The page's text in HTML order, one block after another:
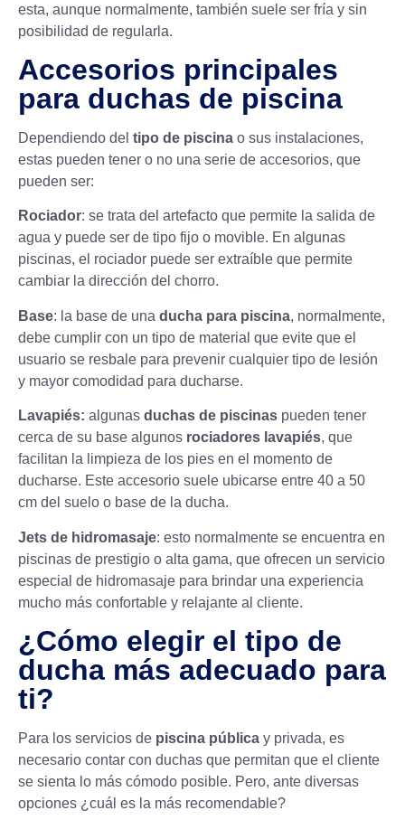
esta, aunque normalmente, también suele ser fría y sin
posibilidad de regularla.
Accesorios principales
para duchas de piscina
Dependiendo del tipo de piscina o sus instalaciones,
estas pueden tener o no una serie de accesorios, que
pueden ser:
Rociador: se trata del artefacto que permite la salida de
agua y puede ser de tipo fijo o movible. En algunas
piscinas, el rociador puede ser extraíble que permite
cambiar la dirección del chorro.
Base: la base de una ducha para piscina, normalmente,
debe cumplir con un tipo de material que evite que el
usuario se resbale para prevenir cualquier tipo de lesión
y mayor comodidad para ducharse.
Lavapiés: algunas duchas de piscinas pueden tener
cerca de su base algunos rociadores lavapiés, que
facilitan la limpieza de los pies en el momento de
ducharse. Este accesorio suele ubicarse entre 40 a 50
cm del suelo o base de la ducha.
Jets de hidromasaje: esto normalmente se encuentra en
piscinas de prestigio o alta gama, que ofrecen un servicio
especial de hidromasaje para brindar una experiencia
mucho más confortable y relajante al cliente.
¿Cómo elegir el tipo de
ducha más adecuado para
ti?
Para los servicios de piscina pública y privada, es
necesario contar con duchas que permitan que el cliente
se sienta lo más cómodo posible. Pero, ante diversas
opciones ¿cuál es la más recomendable?